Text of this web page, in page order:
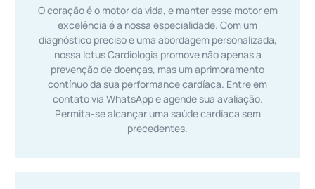
O coração é o motor da vida, e manter esse motor em
excelência é a nossa especialidade. Com um
diagnóstico preciso e uma abordagem personalizada,
nossa Ictus Cardiologia promove não apenas a
prevenção de doenças, mas um aprimoramento
contínuo da sua performance cardíaca. Entre em
contato via WhatsApp e agende sua avaliação.
Permita-se alcançar uma saúde cardíaca sem
precedentes.